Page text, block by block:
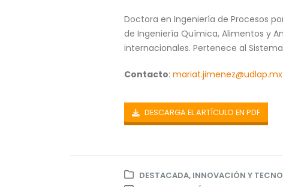
Doctora en Ingeniería de Procesos
de Ingeniería Química, Alimentos y
internacionales. Pertenece al
Contacto: mariat.jimenez@udlap.mx
DESCARGA EL ARTÍCULO EN PDF
DESTACADA, INNOVACIÓN Y